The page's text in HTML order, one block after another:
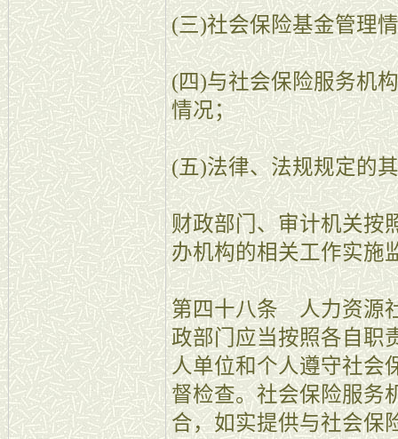
(三)社会保险基金管理
(四)与社会保险服务机
情况；
(五)法律、法规规定的
财政部门、审计机关按
办机构的相关工作实施
第四十八条 人力资源
政部门应当按照各自职
人单位和个人遵守社会
督检查。社会保险服务
合，如实提供与社会保